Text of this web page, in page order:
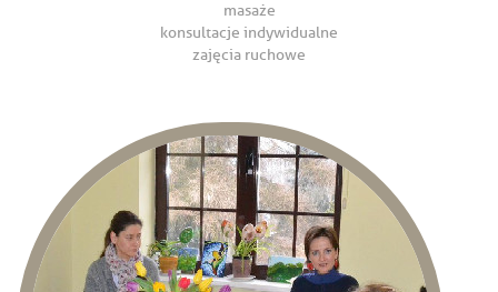
masaże
konsultacje indywidualne
zajęcia ruchowe